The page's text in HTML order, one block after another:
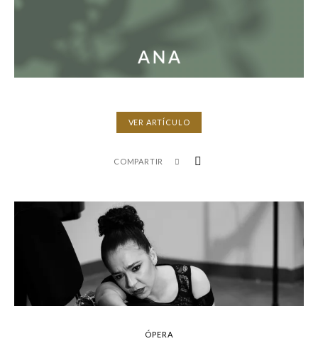
VER ARTÍCULO
COMPARTIR
ÓPERA